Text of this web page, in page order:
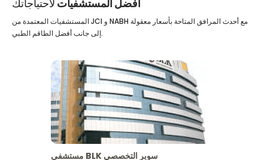
أفضل المستشفيات لاحتياجاتك
المستشفيات المعتمدة من JCI و NABH مع أحدث المرافق المتاحة بأسعار معقولة
إلى جانب أفضل الطاقم الطبي.
مستشفى BLK سوبر التخصصي